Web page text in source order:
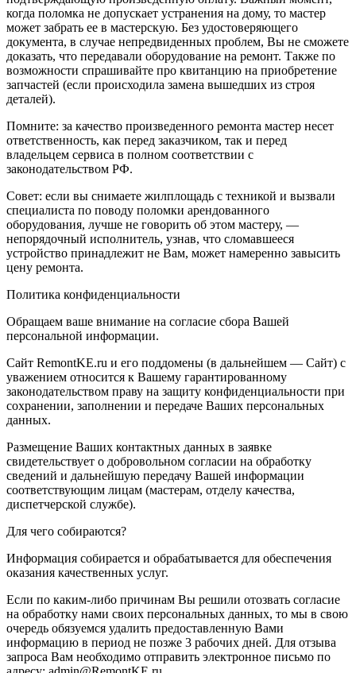
когда поломка не допускает устранения на дому, то мастер
может забрать ее в мастерскую. Без удостоверяющего
документа, в случае непредвиденных проблем, Вы не сможете
доказать, что передавали оборудование на ремонт. Также по
возможности спрашивайте про квитанцию на приобретение
запчастей (если происходила замена вышедших из строя
деталей).
Помните: за качество произведенного ремонта мастер несет
ответственность, как перед заказчиком, так и перед
владельцем сервиса в полном соответствии с
законодательством РФ.
Совет: если вы снимаете жилплощадь с техникой и вызвали
специалиста по поводу поломки арендованного
оборудования, лучше не говорить об этом мастеру, —
непорядочный исполнитель, узнав, что сломавшееся
устройство принадлежит не Вам, может намеренно завысить
цену ремонта.
Политика конфиденциальности
Обращаем ваше внимание на согласие сбора Вашей
персональной информации.
Сайт RemontKE.ru и его поддомены (в дальнейшем — Сайт) с
уважением относится к Вашему гарантированному
законодательством праву на защиту конфиденциальности при
сохранении, заполнении и передаче Ваших персональных
данных.
Размещение Ваших контактных данных в заявке
свидетельствует о добровольном согласии на обработку
сведений и дальнейшую передачу Вашей информации
соответствующим лицам (мастерам, отделу качества,
диспетчерской службе).
Для чего собираются?
Информация собирается и обрабатывается для обеспечения
оказания качественных услуг.
Если по каким-либо причинам Вы решили отозвать согласие
на обработку нами своих персональных данных, то мы в свою
очередь обязуемся удалить предоставленную Вами
информацию в период не позже 3 рабочих дней. Для отзыва
запроса Вам необходимо отправить электронное письмо по